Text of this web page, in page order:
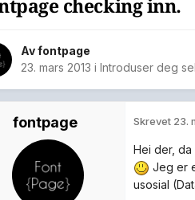
checking inn.
Avfontpage
23. mars 2013 i Introduser deg
fontpage Skrevet 23.
Hei der,
Jeg er
usosial